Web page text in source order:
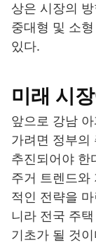
상은 시장의
중대형 및 소
있다.
미래 시
앞으로 강남
가려면 정부의
추진되어야 한
주거 트렌드와
적인 전략을
니라 전국 주
기초가 될 것